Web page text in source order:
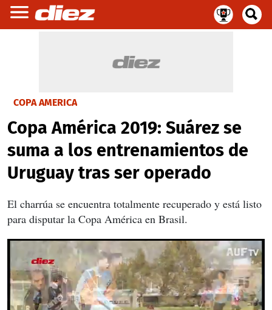
COPA AMERICA
Copa América 2019: Suárez se
suma a los entrenamientos de
Uruguay tras ser operado
El charrúa se encuentra totalmente recuperado y está listo
para disputar la Copa América en Brasil.